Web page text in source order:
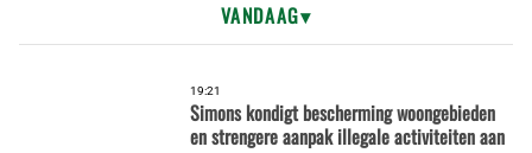
VANDAAG
19:21
Simons kondigt bescherming woongebieden
en strengere aanpak illegale activiteiten aan